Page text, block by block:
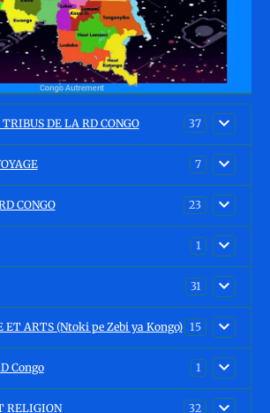
DE LA RD CONGO 37
7
CONGO 23
1
31
ET ARTS (Ntoki pe Zebi ya Kongo) 15
Congo 1
RELIGION 32